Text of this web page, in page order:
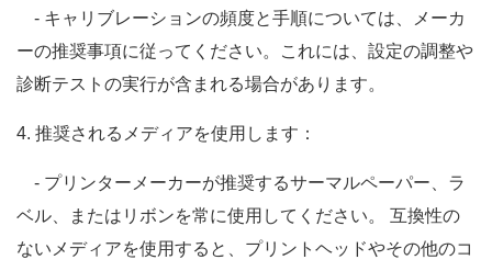
- キャリブレーションの頻度と手順については、メーカ
ーの推奨事項に従ってください。これには、設定の調整や
診断テストの実行が含まれる場合があります。
4. 推奨されるメディアを使用します：
- プリンターメーカーが推奨するサーマルペーパー、ラ
ベル、またはリボンを常に使用してください。 互換性の
ないメディアを使用すると、プリントヘッドやその他のコ